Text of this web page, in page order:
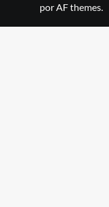
por AF themes.